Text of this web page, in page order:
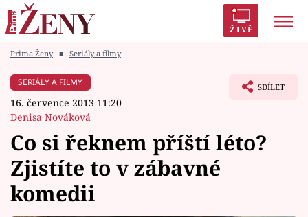
ŽIVĚ
Módní alarm
Témata
Celebrity
Prima Ženy ■ Seriály a filmy
SERIÁLY A FILMY
16. července 2013 11:20
Denisa Nováková
SDÍLET
Co si řeknem příští léto?
Zjistíte to v zábavné
komedii